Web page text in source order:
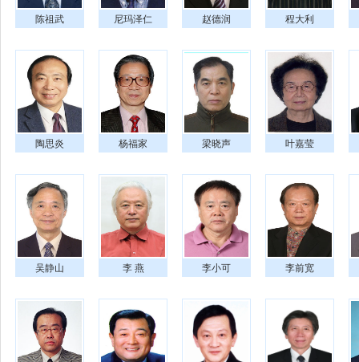
陈祖武 尼玛泽仁 赵德润 程大利
陶思炎 杨福家 梁晓声 叶嘉莹
吴静山 李 燕 李小可 李前宽